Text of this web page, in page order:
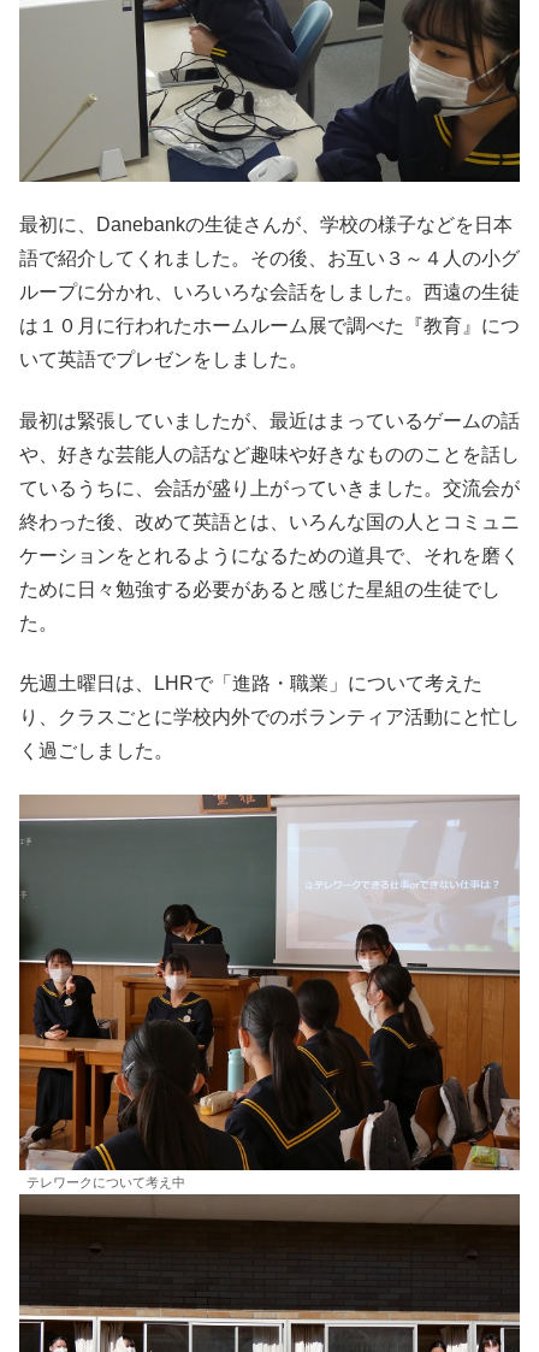
最初に、Danebankの生徒さんが、学校の様子などを日本
語で紹介してくれました。その後、お互い３～４人の小グ
ループに分かれ、いろいろな会話をしました。西遠の生徒
は１０月に行われたホームルーム展で調べた『教育』につ
いて英語でプレゼンをしました。
最初は緊張していましたが、最近はまっているゲームの話
や、好きな芸能人の話など趣味や好きなもののことを話し
ているうちに、会話が盛り上がっていきました。交流会が
終わった後、改めて英語とは、いろんな国の人とコミュニ
ケーションをとれるようになるための道具で、それを磨く
ために日々勉強する必要があると感じた星組の生徒でし
た。
先週土曜日は、LHRで「進路・職業」について考えた
り、クラスごとに学校内外でのボランティア活動にと忙し
く過ごしました。
テレワークについて考え中